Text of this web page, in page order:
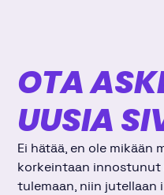
OTA
UUSIA
Ei hätää, en ole mikään
korkeintaan innostunut
tulemaan, niin jutellaan